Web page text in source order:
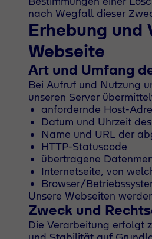
nach Wegfall dieser
Erhebung und
Webseite
Art und Umfang
Bei Aufruf und Nutzung
unseren Server
anfordernde Host-
Datum und Uhrzeit
Name und URL der
HTTP-Statuscode
übertragene
Internetseite, von
Browser/
Unsere Webseiten
Zweck und
Die Verarbeitung erfolgt